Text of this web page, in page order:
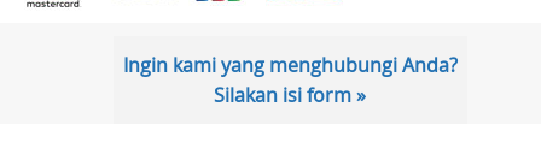
Ingin kami yang menghubungi Anda?
Silakan isi form »